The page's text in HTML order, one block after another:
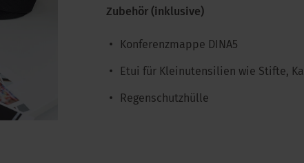
Zubehör (inklusive)
Konferenzmappe DINA5
Etui für Kleinutensilien wie Stifte,
Regenschutzhülle